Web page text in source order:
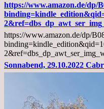
https://www.amazon.de/dp/
https://www.amazon.de/dp/
Sonnabend, 29.10.2022